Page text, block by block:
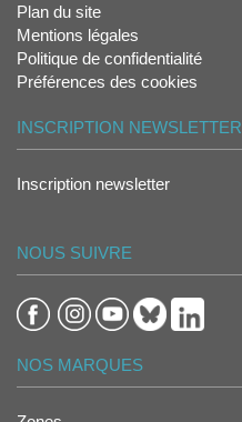
Plan du site
Mentions légales
Politique de confidentialité
Préférences des cookies
INSCRIPTION NEWSLETTER
Inscription newsletter
NOUS SUIVRE
NOS MARQUES